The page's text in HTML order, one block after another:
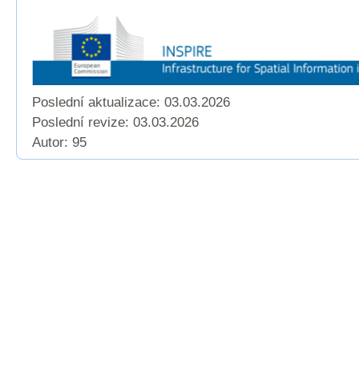
Poslední aktualizace: 03.03.2026
Poslední revize: 03.03.2026
Autor: 95